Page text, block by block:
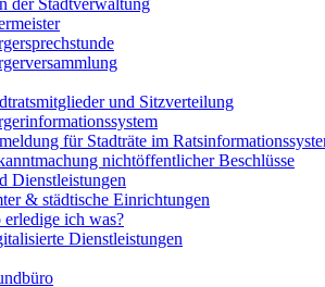
der Stadtverwaltung
und Sitzverteilung
für Stadträte im
nichtöffentlicher Beschlüsse
Dienstleistungen
& städtische Einrichtungen
erledige ich was?
Dienstleistungen